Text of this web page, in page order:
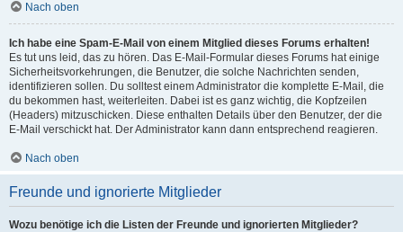
Nach oben
Ich habe eine Spam-E-Mail von einem Mitglied dieses Forums erhalten!
Es tut uns leid, das zu hören. Das E-Mail-Formular dieses Forums hat einige
Sicherheitsvorkehrungen, die Benutzer, die solche Nachrichten senden,
identifizieren sollen. Du solltest einem Administrator die komplette E-Mail, die
du bekommen hast, weiterleiten. Dabei ist es ganz wichtig, die Kopfzeilen
(Headers) mitzuschicken. Diese enthalten Details über den Benutzer, der die
E-Mail verschickt hat. Der Administrator kann dann entsprechend reagieren.
Nach oben
Freunde und ignorierte Mitglieder
Wozu benötige ich die Listen der Freunde und ignorierten Mitglieder?